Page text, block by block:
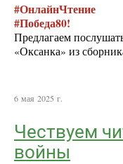
#ОнлайнЧтение
#Победа80!
Предлагаем
«Оксанка» из
6 мая 2025 г.
Чествуем
войны